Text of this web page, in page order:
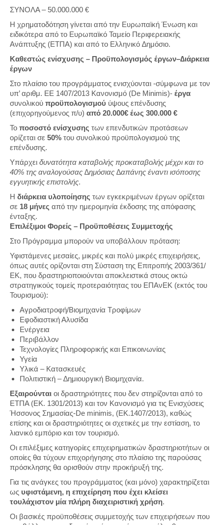
ΣΥΝΟΛΑ – 50.000.000 €
Η χρηματοδότηση γίνεται από την Ευρωπαϊκή Ένωση και
ειδικότερα από το Ευρωπαϊκό Ταμείο Περιφερειακής
Ανάπτυξης (ΕΤΠΑ) και από το Ελληνικό ∆ημόσιο.
Καθεστώς ενίσχυσης – Προϋπολογισμός έργων–∆ιάρκεια
έργων
Στο πλαίσιο του προγράμματος ενισχύονται -σύμφωνα με τον
υπ’ αριθμ. ΕΕ 1407/2013 Κανονισμό (De Minimis)- έργα
συνολικού προϋπολογισμού ύψους επένδυσης
(επιχορηγούμενος π/υ) από 20.000€ έως 300.000 €
Το ποσοστό ενίσχυσης των επενδυτικών προτάσεων
ορίζεται σε 50% του συνολικού προϋπολογισμού της
επένδυσης.
Υπάρχει δυνατότητα καταβολής προκαταβολής μέχρι και το
40% της αναλογούσας ∆ημόσιας ∆απάνης έναντι ισόποσης
εγγυητικής επιστολής.
Η διάρκεια υλοποίησης των εγκεκριμένων έργων ορίζεται
σε 18 μήνες από την ημερομηνία έκδοσης της απόφασης
ένταξης.
Επιλέξιμοι Φορείς – Προϋποθέσεις Συμμετοχής
Στο Πρόγραμμα μπορούν να υποβάλλουν πρόταση:
Υφιστάμενες μεσαίες, μικρές και πολύ μικρές επιχειρήσεις,
όπως αυτές ορίζονται στη Σύσταση της Επιτροπής 2003/361/
ΕΚ, που δραστηριοποιούνται αποκλειστικά στους οκτώ
στρατηγικούς τομείς προτεραιότητας του ΕΠΑνΕΚ (εκτός του
Τουρισμού):
Αγροδιατροφή/Βιομηχανία Τροφίμων
Εφοδιαστική Αλυσίδα
Ενέργεια
Περιβάλλον
Τεχνολογίες Πληροφορικής και Επικοινωνίας
Υγεία
Υλικά – Κατασκευές
Πολιτιστική – ∆ημιουργική Βιομηχανία.
Εξαιρούνται οι δραστηριότητες που δεν στηρίζονται από το
ΕΤΠΑ (ΕΚ. 1301/2013) και τον Κανονισμό για τις Ενισχύσεις
Ήσσονος Σημασίας-De minimis, (ΕΚ.1407/2013), καθώς
επίσης και οι δραστηριότητες οι σχετικές με την εστίαση, το
λιανικό εμπόριο και τον τουρισμό.
Οι επιλέξιμες κατηγορίες επιχειρηματικών δραστηριοτήτων οι
οποίες θα τύχουν επιχορήγησης στο πλαίσιο της παρούσας
πρόσκλησης θα ορισθούν στην προκήρυξή της.
Για τις ανάγκες του προγράμματος (και μόνο) χαρακτηρίζεται
ως υφιστάμενη, η επιχείρηση που έχει κλείσει
τουλάχιστον μία πλήρη διαχειριστική χρήση.
Οι βασικές προϋποθέσεις συμμετοχής των επιχειρήσεων που